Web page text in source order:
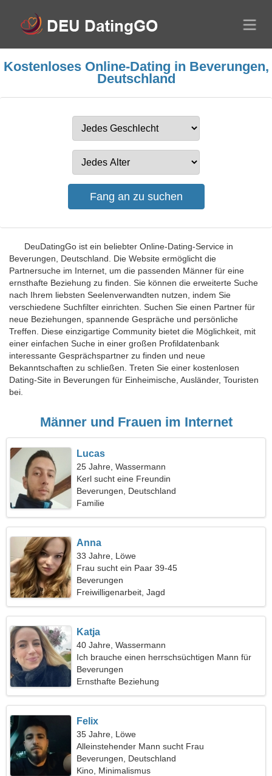
Kostenloses Online-Dating in Beverungen,
Deutschland
DeuDatingGo ist ein beliebter Online-Dating-Service in
Beverungen, Deutschland. Die Website ermöglicht die
Partnersuche im Internet, um die passenden Männer für eine
ernsthafte Beziehung zu finden. Sie können die erweiterte Suche
nach Ihrem liebsten Seelenverwandten nutzen, indem Sie
verschiedene Suchfilter einrichten. Suchen Sie einen Partner für
neue Beziehungen, spannende Gespräche und persönliche
Treffen. Diese einzigartige Community bietet die Möglichkeit, mit
einer einfachen Suche in einer großen Profildatenbank
interessante Gesprächspartner zu finden und neue
Bekanntschaften zu schließen. Treten Sie einer kostenlosen
Dating-Site in Beverungen für Einheimische, Ausländer, Touristen
bei.
Männer und Frauen im Internet
Lucas
25 Jahre, Wassermann
Kerl sucht eine Freundin
Beverungen, Deutschland
Familie
Anna
33 Jahre, Löwe
Frau sucht ein Paar 39-45
Beverungen
Freiwilligenarbeit, Jagd
Katja
40 Jahre, Wassermann
Ich brauche einen herrschsüchtigen Mann für
einen gemeinsamen Spaziergang
Beverungen
Ernsthafte Beziehung
Felix
35 Jahre, Löwe
Alleinstehender Mann sucht Frau
Beverungen, Deutschland
Kino, Minimalismus